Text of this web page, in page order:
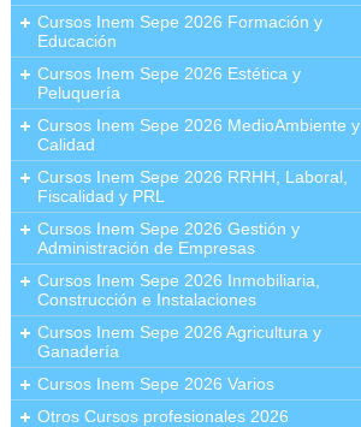
Cursos Inem Sepe 2026 Formación y
Educación
Cursos Inem Sepe 2026 Estética y
Peluquería
Cursos Inem Sepe 2026 MedioAmbiente y
Calidad
Cursos Inem Sepe 2026 RRHH, Laboral,
Fiscalidad y PRL
Cursos Inem Sepe 2026 Gestión y
Administración de Empresas
Cursos Inem Sepe 2026 Inmobiliaria,
Construcción e Instalaciones
Cursos Inem Sepe 2026 Agricultura y
Ganadería
Cursos Inem Sepe 2026 Varios
Otros Cursos profesionales 2026